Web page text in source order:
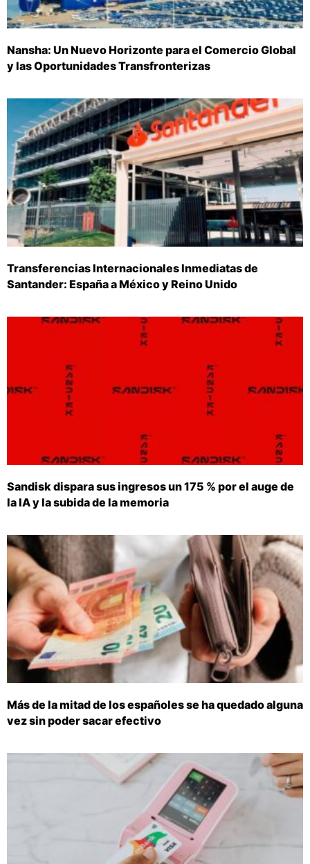
Nansha: Un Nuevo Horizonte para el Comercio Global
y las Oportunidades Transfronterizas
Transferencias Internacionales Inmediatas de
Santander: España a México y Reino Unido
Sandisk dispara sus ingresos un 175 % por el auge de
la IA y la subida de la memoria
Más de la mitad de los españoles se ha quedado alguna
vez sin poder sacar efectivo